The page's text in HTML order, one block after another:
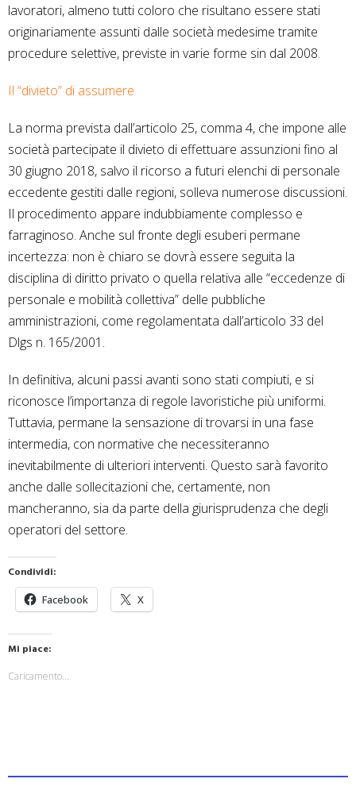
lavoratori, almeno tutti coloro che risultano essere stati
originariamente assunti dalle società medesime tramite
procedure selettive, previste in varie forme sin dal 2008.
Il “divieto” di assumere
La norma prevista dall’articolo 25, comma 4, che impone alle
società partecipate il divieto di effettuare assunzioni fino al
30 giugno 2018, salvo il ricorso a futuri elenchi di personale
eccedente gestiti dalle regioni, solleva numerose discussioni.
Il procedimento appare indubbiamente complesso e
farraginoso. Anche sul fronte degli esuberi permane
incertezza: non è chiaro se dovrà essere seguita la
disciplina di diritto privato o quella relativa alle “eccedenze di
personale e mobilità collettiva” delle pubbliche
amministrazioni, come regolamentata dall’articolo 33 del
Dlgs n. 165/2001.
In definitiva, alcuni passi avanti sono stati compiuti, e si
riconosce l’importanza di regole lavoristiche più uniformi.
Tuttavia, permane la sensazione di trovarsi in una fase
intermedia, con normative che necessiteranno
inevitabilmente di ulteriori interventi. Questo sarà favorito
anche dalle sollecitazioni che, certamente, non
mancheranno, sia da parte della giurisprudenza che degli
operatori del settore.
Condividi:
Facebook X
Mi piace:
Caricamento...